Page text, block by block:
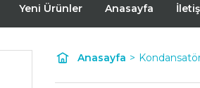
Yeni Ürünler Anasayfa
Anasayfa